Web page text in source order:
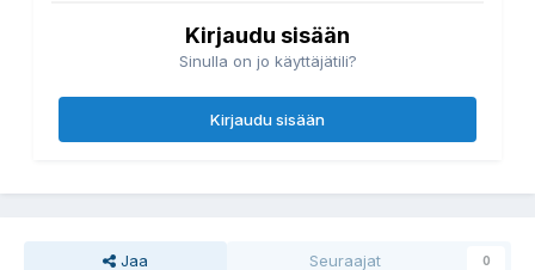
Kirjaudu sisään
Sinulla on jo käyttäjätili?
Kirjaudu sisään
Jaa Seuraajat 0